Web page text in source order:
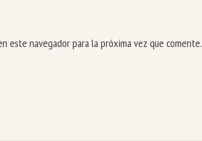
este navegador para la próxima vez que comente.